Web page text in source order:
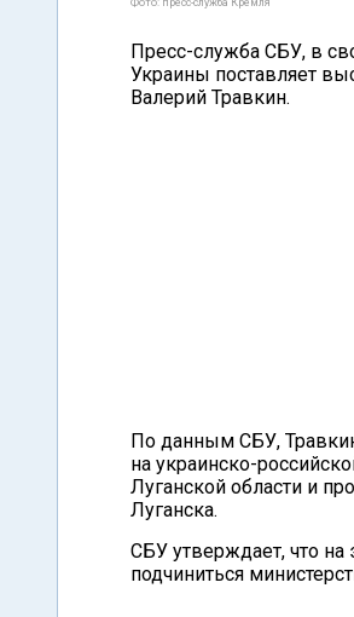
Фото: пресс-служба Кремля
Пресс-служба СБУ, в
Украины поставляет
Валерий Травкин.
По данным СБУ,
на украинско-
Луганской области и
Луганска.
СБУ утверждает, что на
подчиниться